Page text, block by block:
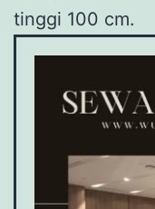
tinggi 100 cm.